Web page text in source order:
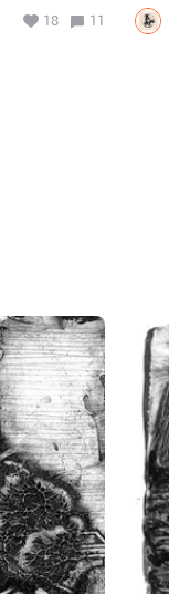
18 11